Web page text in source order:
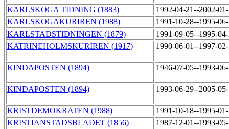
KARLSKOGA TIDNING (1883)
1992-04-21--2002-
KARLSKOGAKURIREN (1988)
1991-10-28--1995-
KARLSTADSTIDNINGEN (1879)
1991-09-05--1995-
KATRINEHOLMSKURIREN (1917)
1990-06-01--1997-
KINDAPOSTEN (1894) 1946-07-05--1993-
KINDAPOSTEN (1894) 1993-06-29--2005-
KRISTDEMOKRATEN (1988)
1991-10-18--1995-
KRISTIANSTADSBLADET (1856)
1987-12-01--1993-